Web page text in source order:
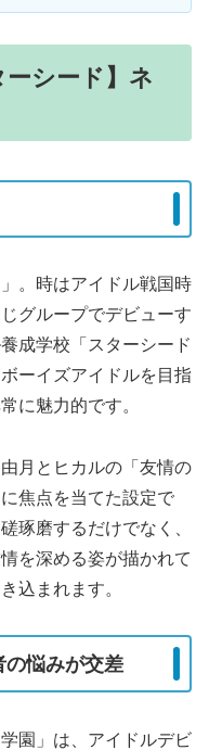
ーシード】ネ
。時はアイドル戦国時
グループでデビューす
成学校「スターシード
ーイズアイドルを目指
に魅力的です。
月とヒカルの「友情の
焦点を当てた設定で
琢磨するだけでなく、
を深める姿が描かれて
込まれます。
の悩みが交差
園」は、アイドルデビ